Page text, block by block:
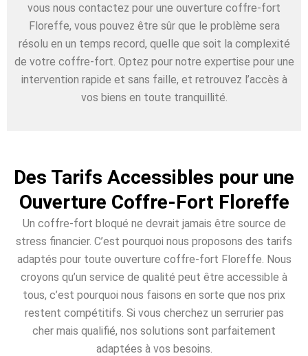
vous nous contactez pour une ouverture coffre-fort
Floreffe, vous pouvez être sûr que le problème sera
résolu en un temps record, quelle que soit la complexité
de votre coffre-fort. Optez pour notre expertise pour une
intervention rapide et sans faille, et retrouvez l’accès à
vos biens en toute tranquillité.
Des Tarifs Accessibles pour une
Ouverture Coffre-Fort Floreffe
Un coffre-fort bloqué ne devrait jamais être source de
stress financier. C’est pourquoi nous proposons des tarifs
adaptés pour toute ouverture coffre-fort Floreffe. Nous
croyons qu’un service de qualité peut être accessible à
tous, c’est pourquoi nous faisons en sorte que nos prix
restent compétitifs. Si vous cherchez un serrurier pas
cher mais qualifié, nos solutions sont parfaitement
adaptées à vos besoins.